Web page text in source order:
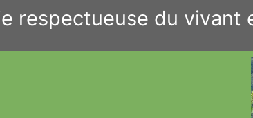
respectueuse du